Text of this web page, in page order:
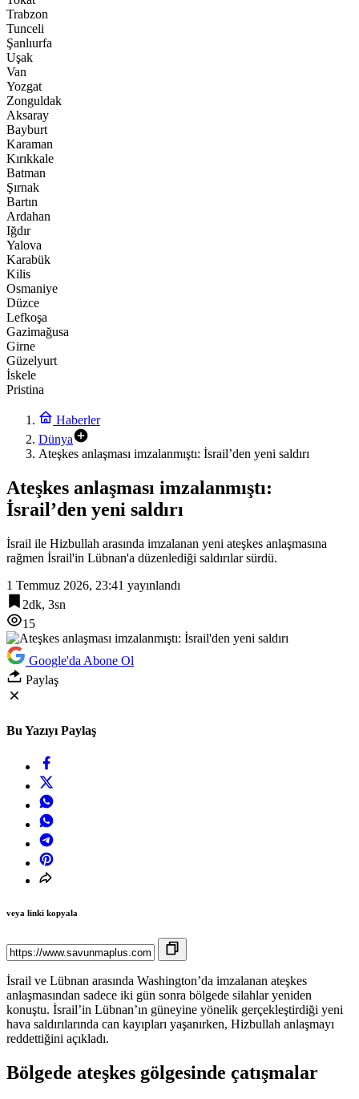
Trabzon
Tunceli
Şanlıurfa
Uşak
Van
Yozgat
Zonguldak
Aksaray
Bayburt
Karaman
Kırıkkale
Batman
Şırnak
Bartın
Ardahan
Iğdır
Yalova
Karabük
Kilis
Osmaniye
Düzce
Lefkoşa
Gazimağusa
Girne
Güzelyurt
İskele
Pristina
Haberler
Dünya
Ateşkes anlaşması imzalanmıştı: İsrail’den yeni saldırı
Ateşkes anlaşması imzalanmıştı:
İsrail’den yeni saldırı
İsrail ile Hizbullah arasında imzalanan yeni ateşkes anlaşmasına
rağmen İsrail'in Lübnan'a düzenlediği saldırılar sürdü.
1 Temmuz 2026, 23:41 yayınlandı
2dk, 3sn
15
Google'da Abone Ol
Paylaş
Bu Yazıyı Paylaş
veya linki kopyala
İsrail ve Lübnan arasında Washington’da imzalanan ateşkes
anlaşmasından sadece iki gün sonra bölgede silahlar yeniden
konuştu. İsrail’in Lübnan’ın güneyine yönelik gerçekleştirdiği yeni
hava saldırılarında can kayıpları yaşanırken, Hizbullah anlaşmayı
reddettiğini açıkladı.
Bölgede ateşkes gölgesinde çatışmalar